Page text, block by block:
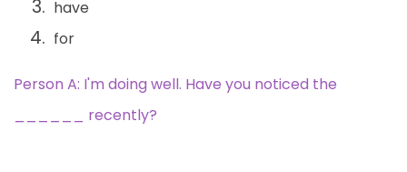
have
for
Person A: I'm doing well. Have you noticed the
______ recently?